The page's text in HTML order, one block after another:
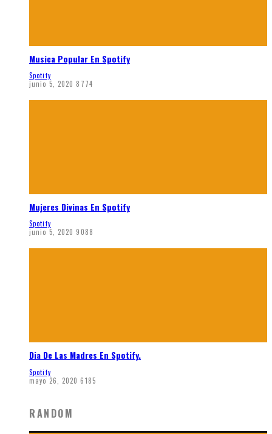
Musica Popular En Spotify
Spotify
junio 5, 2020 8774
Mujeres Divinas En Spotify
Spotify
junio 5, 2020 9088
Dia De Las Madres En Spotify.
Spotify
mayo 26, 2020 6185
RANDOM